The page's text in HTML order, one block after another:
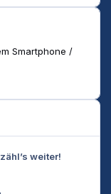
Smartphone /
weiter!